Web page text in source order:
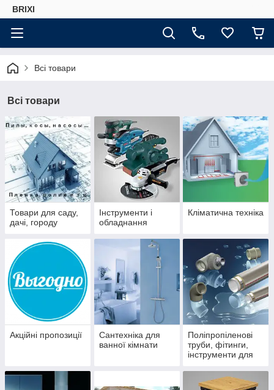
BRIXI
Всі товари
Всі товари
Товари для саду,
дачі, городу
Інструменти і
обладнання
Кліматична техніка
Акційні пропозиції
Сантехніка для
ванної кімнати
Поліпропіленові
труби, фітинги,
інструменти для
труб